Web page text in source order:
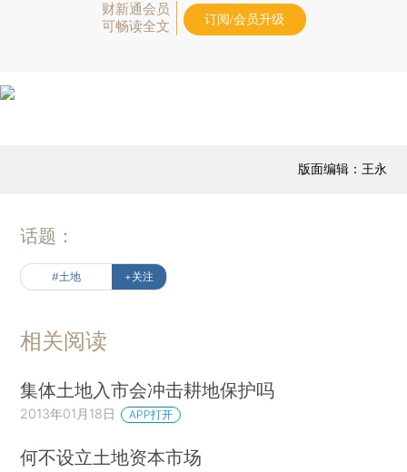
财新通会员
可畅读全文
订阅/会员升级
版面编辑：王永
话题：
#土地 +关注
相关阅读
集体土地入市会冲击耕地保护吗
2013年01月18日 APP打开
何不设立土地资本市场